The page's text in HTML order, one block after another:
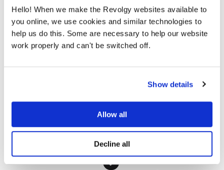
Hello! When we make the Revolgy websites available to
you online, we use cookies and similar technologies to
help us do this. Some are necessary to help our website
work properly and can't be switched off.
Show details
Allow all
Decline all
25 let